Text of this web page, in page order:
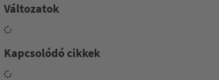
Változatok
Kapcsolódó cikkek